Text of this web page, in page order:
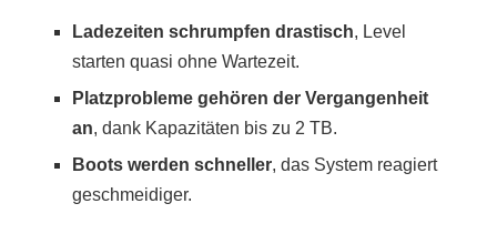
Ladezeiten schrumpfen drastisch, Level
starten quasi ohne Wartezeit.
Platzprobleme gehören der Vergangenheit
an, dank Kapazitäten bis zu 2 TB.
Boots werden schneller, das System reagiert
geschmeidiger.